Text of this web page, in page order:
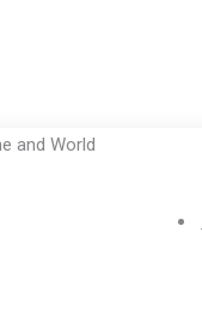
and World